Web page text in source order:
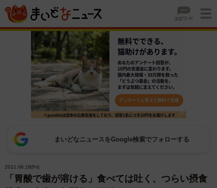
まいどなニュースをGoogle検索でフォローする
2021.06.18(Fri)
「胃酸で歯が溶ける」食べては吐く、つらい摂食